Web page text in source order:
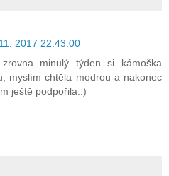
2017 22:43:00
minulý týden si kámoška
myslím chtěla modrou a nakonec
ještě podpořila.:)